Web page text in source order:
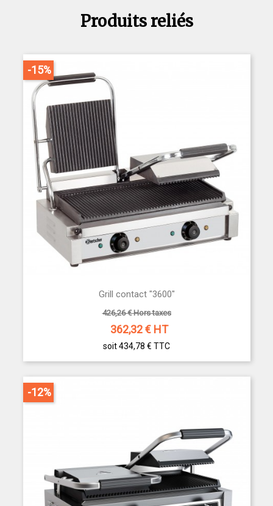
Produits reliés
Grill contact "3600"
426,26 € Hors taxes
362,32€ HT
soit 434,78 € TTC
-15%
-12%